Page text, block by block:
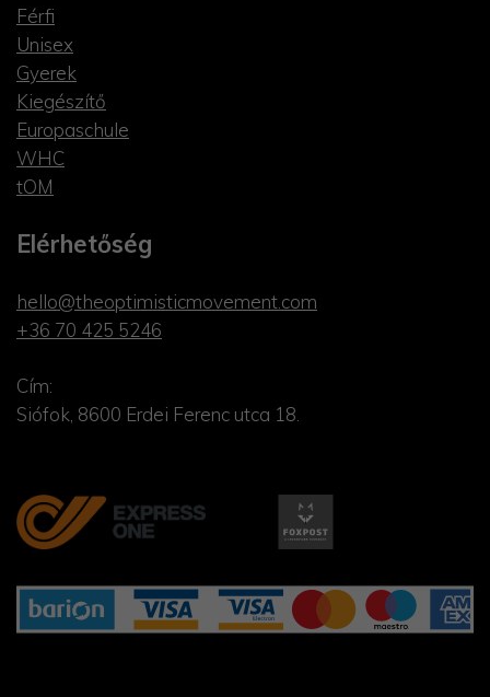
Férfi
Unisex
Gyerek
Kiegészítő
Europaschule
WHC
tOM
Elérhetőség
hello@theoptimisticmovement.com
+36 70 425 5246
Cím:
Siófok, 8600 Erdei Ferenc utca 18.